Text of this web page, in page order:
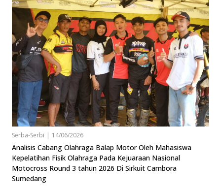
Serba-Serbi | 14/06/2026
Analisis Cabang Olahraga Balap Motor Oleh Mahasiswa
Kepelatihan Fisik Olahraga Pada Kejuaraan Nasional
Motocross Round 3 tahun 2026 Di Sirkuit Cambora
Sumedang